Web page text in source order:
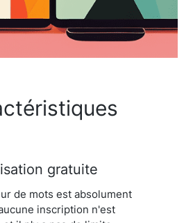
gratuite
de mots est absolument
inscription n'est